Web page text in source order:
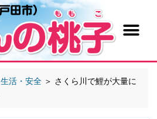
生活・安全 ＞ さくら川で鯉が大量に